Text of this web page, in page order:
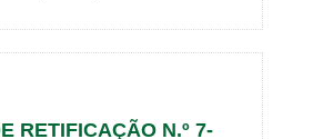
RETIFICAÇÃO N.º 7-